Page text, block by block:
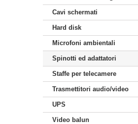
Cavi schermati
Hard disk
Microfoni ambientali
Spinotti ed adattatori
Staffe per telecamere
Trasmettitori audio/video
UPS
Video balun